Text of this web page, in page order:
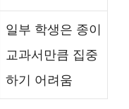
일부 학생은 종이
교과서만큼 집중
하기 어려움